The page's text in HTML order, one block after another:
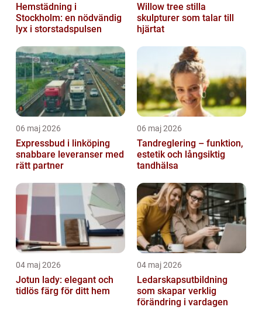
Hemstädning i
Stockholm: en nödvändig
lyx i storstadspulsen
Willow tree stilla
skulpturer som talar till
hjärtat
06 maj 2026
Expressbud i linköping
snabbare leveranser med
rätt partner
06 maj 2026
Tandreglering – funktion,
estetik och långsiktig
tandhälsa
04 maj 2026
Jotun lady: elegant och
tidlös färg för ditt hem
04 maj 2026
Ledarskapsutbildning
som skapar verklig
förändring i vardagen